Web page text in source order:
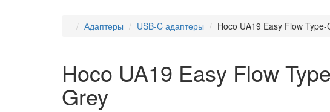
Адаптеры USB-C адаптеры Hoco UA19 Easy Flow
Hoco UA19 Easy Flow
Grey